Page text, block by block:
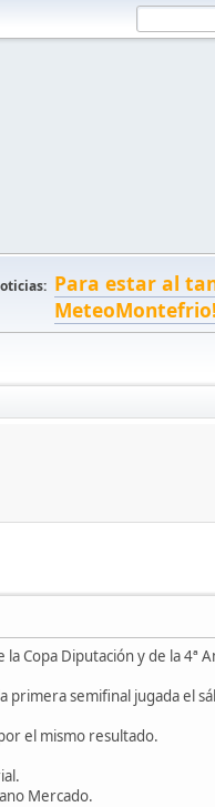
Para estar al
Copa Diputación y de la 4ª
primera semifinal jugada el
el mismo resultado.
Mercado.